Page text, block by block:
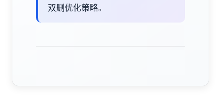
双删优化策略。